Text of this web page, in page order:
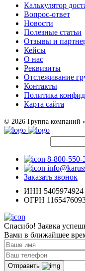
Калькулятор
Вопрос-ответ
Новости
Полезные статьи
Отзывы и
Кейсы
О нас
Реквизиты
Отслеживание
Контакты
Политика
Карта сайта
© 2026 Группа компаний
8-800-550-
Заказать звонок
ИНН 5405974924
ОГРН
Спасибо! Заявка
Вами в ближайшее
Отправить